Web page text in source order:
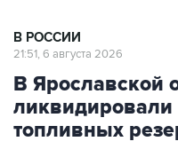
В РОССИИ
21:51, 6 августа 2026
В Ярославской
ликвидировали
топливных